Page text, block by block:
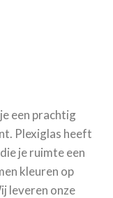
een prachtig
Plexiglas heeft
je ruimte een
kleuren op
leveren onze